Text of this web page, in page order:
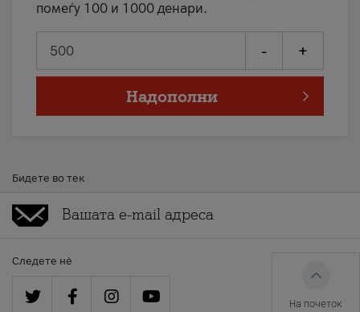
помеѓу 100 и 1000 денари.
- +
Надополни
Бидете во тек
Следете нè
На почеток